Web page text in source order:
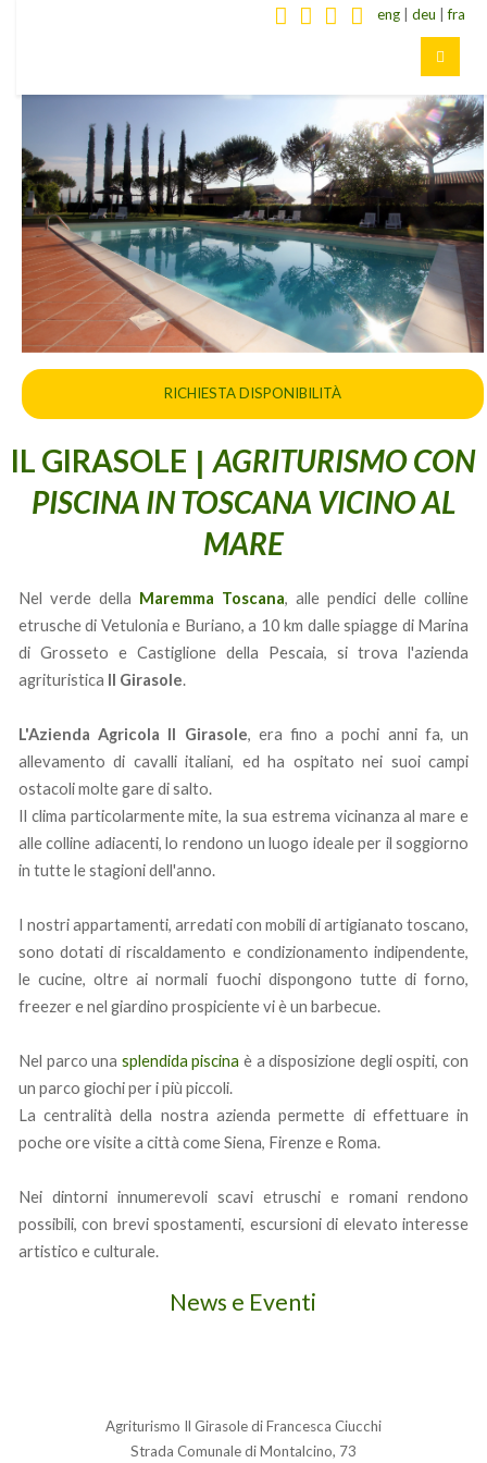
RICHIESTA DISPONIBILITÀ
eng deu |fra
IL GIRASOLE |AGRITURISMO CON
PISCINA IN TOSCANA VICINO AL
MARE
Nel verde della Maremma Toscana, alle pendici delle colline
etrusche di Vetulonia e Buriano, a 10 km dalle spiagge di Marina
di Grosseto e Castiglione della Pescaia, si trova l'azienda
agrituristica Il Girasole.
L'Azienda Agricola Il Girasole, era fino a pochi anni fa, un
allevamento di cavalli italiani, ed ha ospitato nei suoi campi
ostacoli molte gare di salto.
Il clima particolarmente mite, la sua estrema vicinanza al mare e
alle colline adiacenti, lo rendono un luogo ideale per il soggiorno
in tutte le stagioni dell'anno.
I nostri appartamenti, arredati con mobili di artigianato toscano,
sono dotati di riscaldamento e condizionamento indipendente,
le cucine, oltre ai normali fuochi dispongono tutte di forno,
freezer e nel giardino prospiciente vi è un barbecue.
Nel parco una splendida piscina è a disposizione degli ospiti, con
un parco giochi per i più piccoli.
La centralità della nostra azienda permette di effettuare in
poche ore visite a città come Siena, Firenze e Roma.
Nei dintorni innumerevoli scavi etruschi e romani rendono
possibili, con brevi spostamenti, escursioni di elevato interesse
artistico e culturale.
News e Eventi
Agriturismo Il Girasole di Francesca Ciucchi
Strada Comunale di Montalcino, 73